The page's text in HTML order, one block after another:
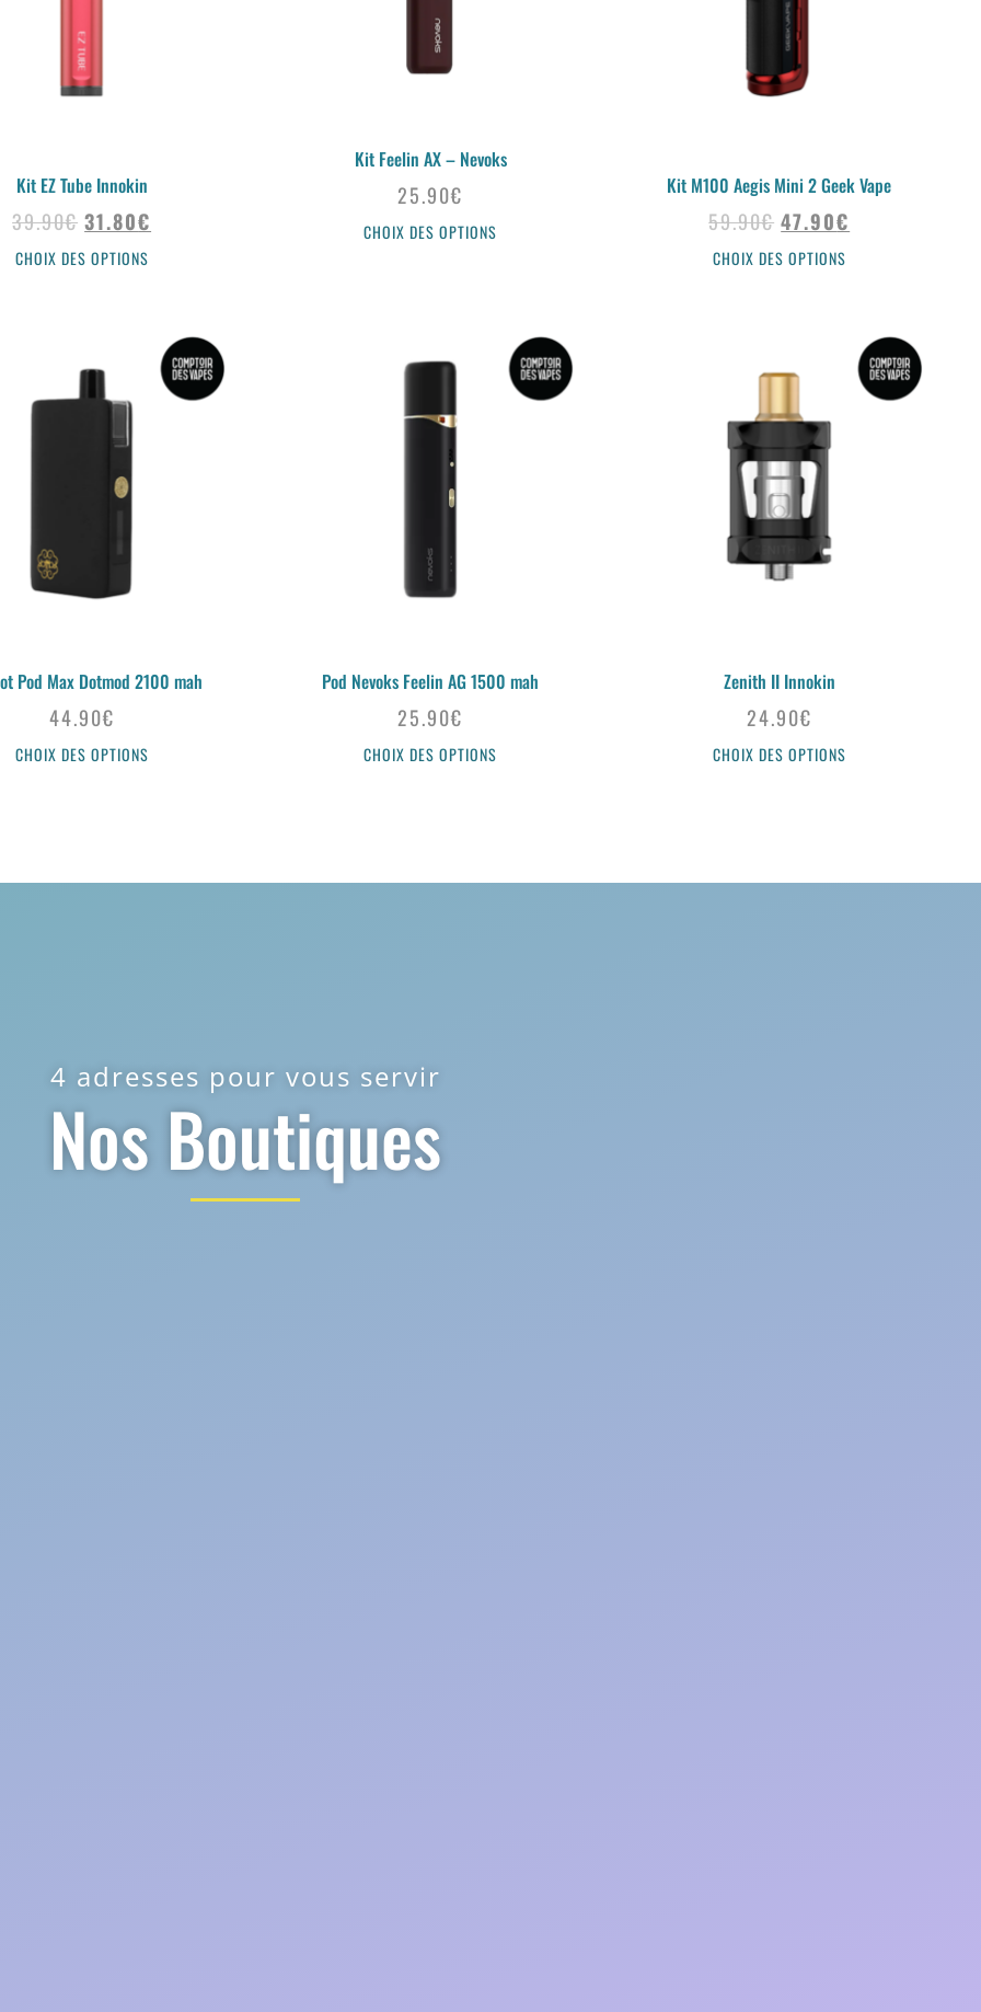
Kit EZ Tube Innokin
39.90€ 31.80€
CHOIX DES OPTIONS
Kit Feelin AX – Nevoks
25.90€
CHOIX DES OPTIONS
Kit M100 Aegis Mini 2 Geek Vape
59.90€ 47.90€
CHOIX DES OPTIONS
Pod Max Dotmod 2100 mah
44.90€
CHOIX DES OPTIONS
Pod Nevoks Feelin AG 1500 mah
25.90€
CHOIX DES OPTIONS
Zenith II Innokin
24.90€
CHOIX DES OPTIONS
4 adresses pour vous servir
Nos Boutiques